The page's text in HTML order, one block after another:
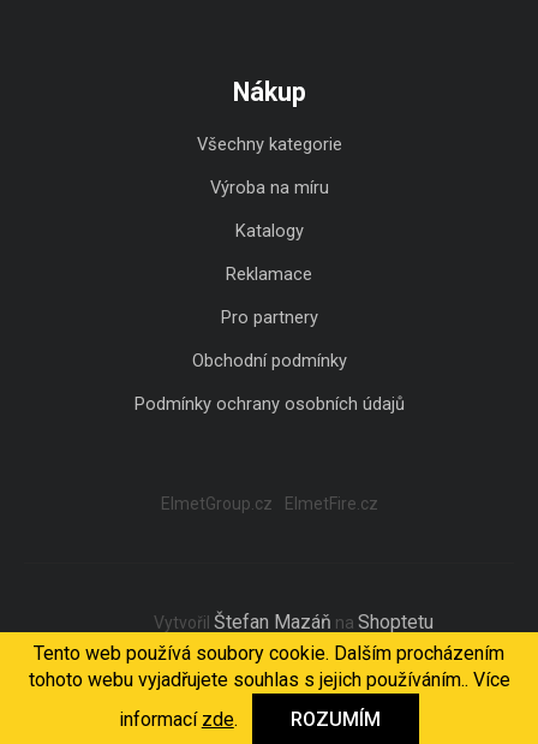
Tento web používá soubory cookie. Dalším procházením
tohoto webu vyjadřujete souhlas s jejich používáním.. Více
informací zde. ROZUMÍM
Nákup
Všechny kategorie
Výroba na míru
Katalogy
Reklamace
Pro partnery
Obchodní podmínky
Podmínky ochrany osobních údajů
ElmetGroup.cz ElmetFire.cz
Vytvořil Štefan Mazáň na Shoptetu
Copyright 2026 ELMET Light. Všechna práva vyhrazena.